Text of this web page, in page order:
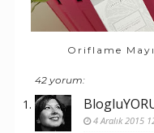
Oriflame
42 yorum:
4 Aralık 2015